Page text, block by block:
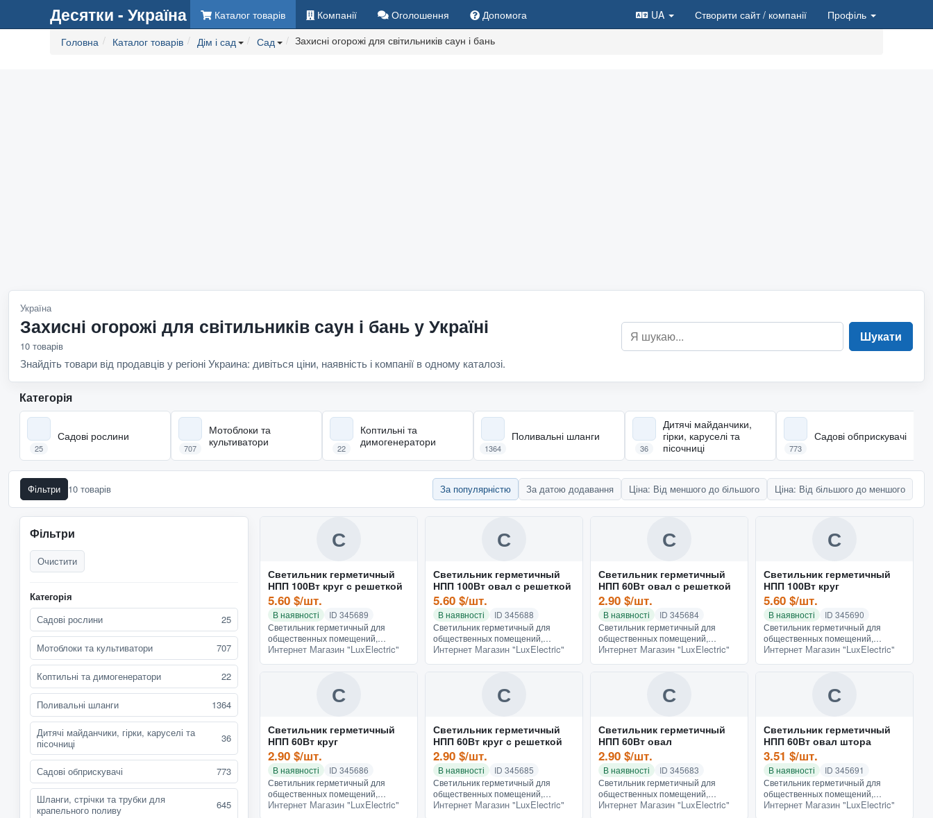
Десятки - Україна Каталог товарів Компанії Оголошення Допомога UA Створити сайт/ компанії
Профіль
Головна
Каталог товарів Дім і сад Сад Захисні огорожі для світильників саун і бань
Україна
Захисні огорожі для світильників саун і бань у Україні
10 товарів
Знайдіть товари від продавців у регіоні Украина: дивіться ціни, наявність і компанії в одному каталозі.
Шукати
Категорія
Садові рослини
25
Мотоблоки та
культиватори
707
Коптильні та
димогенератори
22
Поливальні шланги
1364
Дитячі майданчики,
гірки, каруселі та
пісочниці
36
Садові обприскувачі
773
Фільтри 10 товарів За популярністю За датою додавання Ціна: Від меншого до більшого Ціна: Від більшого до меншого
Фільтри
Очистити
Категорія
Садові рослини
25
Мотоблоки та культиватори 707
Коптильні та димогенератори 22
Поливальні шланги 1364
Дитячі майданчики, гірки, каруселі та
пісочниці
36
Садові обприскувачі 773
Шланги, стрічки та трубки для
крапельного поливу
645
С
Светильник герметичный
НПП 100Вт круг с решеткой
5.60 $/шт.
В наявності
ID 345689
Светильник герметичный для
общественных помещений,
наружного освещения и
Интернет Магазин "LuxElectric"
С
Светильник герметичный
НПП 100Вт овал с решеткой
5.60 $/шт.
В наявності
ID 345688
Светильник герметичный для
общественных помещений,
наружного освещения и
Интернет Магазин "LuxElectric"
С
Светильник герметичный
НПП 60Вт овал с решеткой
2.90 $/шт.
В наявності
ID 345684
Светильник герметичный для
общественных помещений,
наружного освещения и
Интернет Магазин "LuxElectric"
С
Светильник герметичный
НПП 100Вт круг
5.60 $/шт.
В наявності
ID 345690
Светильник герметичный для
общественных помещений,
наружного освещения и
Интернет Магазин "LuxElectric"
С
Светильник герметичный
НПП 60Вт круг
2.90 $/шт.
В наявності
ID 345686
Светильник герметичный для
общественных помещений,
наружного освещения и
Интернет Магазин "LuxElectric"
С
Светильник герметичный
НПП 60Вт круг с решеткой
2.90 $/шт.
В наявності
ID 345685
Светильник герметичный для
общественных помещений,
наружного освещения и
Интернет Магазин "LuxElectric"
С
Светильник герметичный
НПП 60Вт овал
2.90 $/шт.
В наявності
ID 345683
Светильник герметичный для
общественных помещений,
наружного освещения и
Интернет Магазин "LuxElectric"
С
Светильник герметичный
НПП 60Вт овал штора
3.51 $/шт.
В наявності
ID 345691
Светильник герметичный для
общественных помещений,
наружного освещения и
Интернет Магазин "LuxElectric"